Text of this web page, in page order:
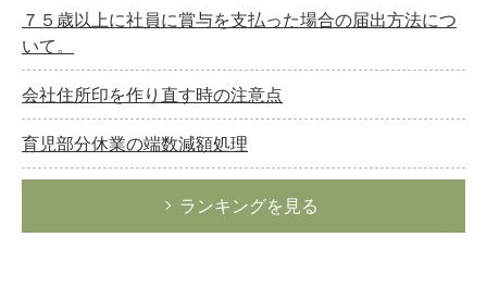
７５歳以上に社員に賞与を支払った場合の届出方法につ
いて。
会社住所印を作り直す時の注意点
育児部分休業の端数減額処理
ランキングを見る